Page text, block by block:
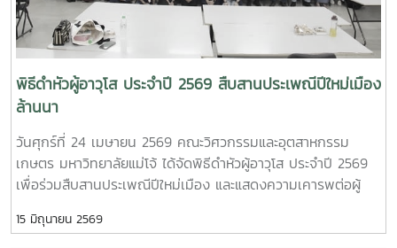
Narkprasom, Dean of the Faculty of Engineering and
Agro-Industry, Maejo University, together with faculty
administrators, lecturers, and representatives from the
Agricultural Engineering Program, Food Engineering
Program, Food Science Program, Graduate Programs, and
Faculty of Nursing, warmly welcomed Professor Ken’ichi
Yano from the Faculty of Engineering, Mie University,
Japan.Professor Ken’ichi Yano currently serves as
Assistant to the President for Early-Career Researcher
Development and Head of the Intelligent Robotics
Laboratory, Department of Mechanical Engineering, Mie
เชียงใหม่นอกจากนี้ คณะวิศวกรรมและอุตสาหกรรมเกษตรยังได้
ส่งบุคลากรเข้าร่วมกิจกรรมภายในงาน อาทิ การประกวดลาบ
เมือง และการประกวดนวัตกรรมการแปรรูปผลิตผลทางการเกษตร
เป็นเครื่องดื่มด้วยภูมิปัญญาท้องถิ่น ซึ่งแสดงถึงศักยภาพและ
ความคิดสร้างสรรค์ของบุคลากรคณะฯ การเข้าร่วมกิจกรรมใน
วัฒนธรรมอันดีงามของบุคลากรคณะวิศวกรรมและอุตสาหกรรม
เกษตรอย่างต่อเนื่อง
พิธีดำหัวผู้อาวุโส ประจำปี 2569 สืบสานประเพณีปีใหม่เมือง
ล้านนา
วันศุกร์ที่ 24 เมษายน 2569 คณะวิศวกรรมและอุตสาหกรรม
เกษตร มหาวิทยาลัยแม่โจ้ ได้จัดพิธีดำหัวผู้อาวุโส ประจำปี 2569
เพื่อร่วมสืบสานประเพณีปีใหม่เมือง และแสดงความเคารพต่อผู้
จาก รองศาสตราจารย์ ดร.เทพ พงษ์พานิช นายกสภา
15 มิถุนายน 2569